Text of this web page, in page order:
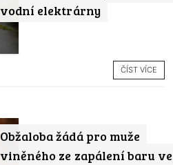
vodní elektrárny
ČÍST VÍCE
Obžaloba žádá pro muže
viněného ze zapálení baru ve